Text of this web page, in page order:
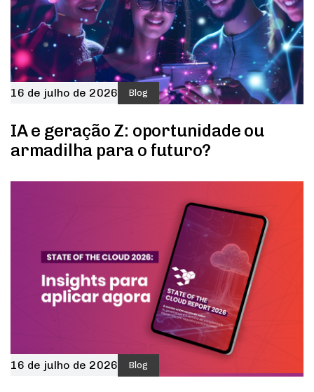
16 de julho de 2026 Blog
IA e geração Z: oportunidade ou
armadilha para o futuro?
16 de julho de 2026 Blog